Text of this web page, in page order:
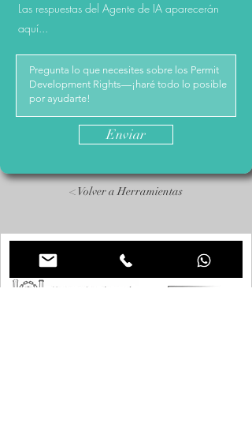
Las respuestas del Agente de IA aparecerán
aquí...
Enviar
< Volver a Herramientas